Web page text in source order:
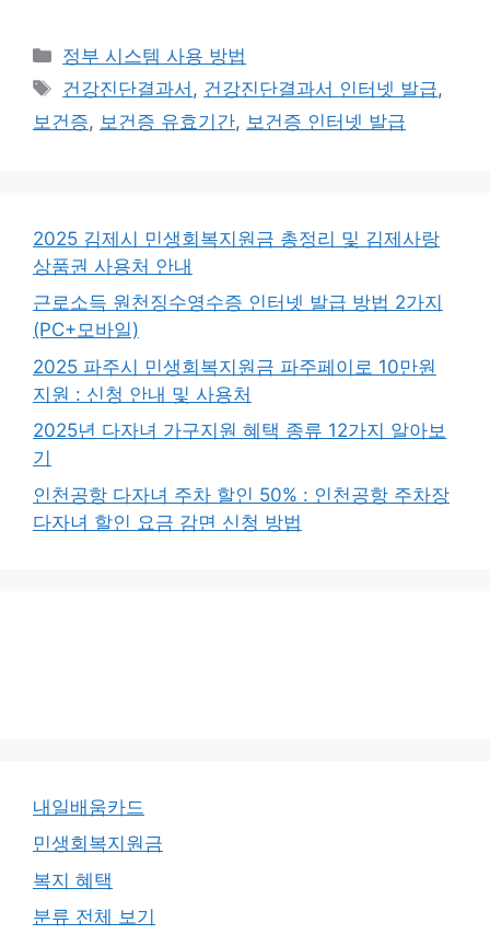
카
테
리
정부 시스템 사용 방법
태
그
건강진단결과서 , 건강진단결과서 인터넷 발급,
보건증, 보건증 유효기간, 보건증 인터넷 발급
2025 김제시 민생회복지원금 총정리 및 김제사랑
상품권 사용처 안내
근로소득 원천징수영수증 인터넷 발급 방법 2가지
(PC+모바일)
2025 파주시 민생회복지원금 파주페이로 10만원
지원 : 신청 안내 및 사용처
2025년 다자녀 가구지원 혜택 종류 12가지 알아보
기
인천공항 다자녀 주차 할인 50% : 인천공항 주차장
다자녀 할인 요금 감면 신청 방법
내일배움카드
민생회복지원금
복지 혜택
분류 전체 보기